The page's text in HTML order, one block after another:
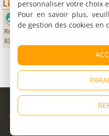
Lieux sportifs
Golf de Saint Endréol
Route de Bagnols-en-Forêt
83920 La Motte
©
Cybevasion|Mentions légales|
personnaliser votre choix
Pour en savoir plus,
de gestion des cookies en